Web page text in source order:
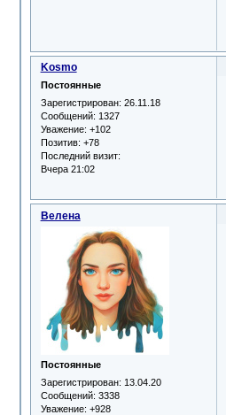
Kosmo
Постоянные
Зарегистрирован: 26.11.18
Сообщений: 1327
Уважение: +102
Позитив: +78
Последний визит:
Вчера 21:02
Велена
Постоянные
Зарегистрирован: 13.04.20
Сообщений: 3338
Уважение: +928